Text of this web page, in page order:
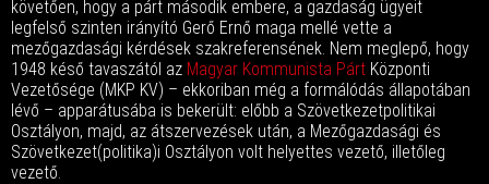
követően, hogy a párt második embere, a gazdaság ügyeit
legfelső szinten irányító Gerő Ernő maga mellé vette a
mezőgazdasági kérdések szakreferensének. Nem meglepő, hogy
1948 késő tavaszától az Magyar Kommunista Párt Központi
Vezetősége (MKP KV) – ekkoriban még a formálódás állapotában
lévő – apparátusába is bekerült: előbb a Szövetkezetpolitikai
Osztályon, majd, az átszervezések után, a Mezőgazdasági és
Szövetkezet(politika)i Osztályon volt helyettes vezető, illetőleg
vezető.